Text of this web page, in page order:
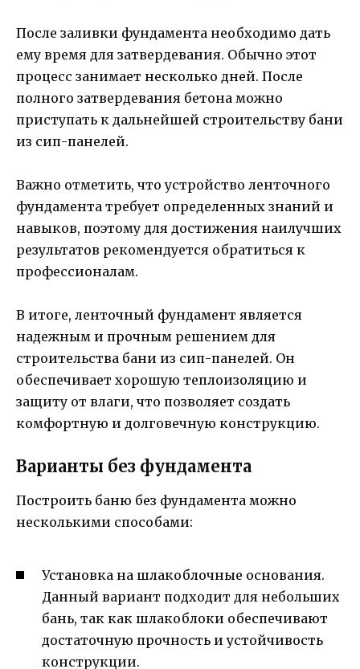
После заливки фундамента необходимо дать
ему время для затвердевания. Обычно этот
процесс занимает несколько дней. После
полного затвердевания бетона можно
приступать к дальнейшей строительству бани
из сип-панелей.
Важно отметить, что устройство ленточного
фундамента требует определенных знаний и
навыков, поэтому для достижения наилучших
результатов рекомендуется обратиться к
профессионалам.
В итоге, ленточный фундамент является
надежным и прочным решением для
строительства бани из сип-панелей. Он
обеспечивает хорошую теплоизоляцию и
защиту от влаги, что позволяет создать
комфортную и долговечную конструкцию.
Варианты без фундамента
Построить баню без фундамента можно
несколькими способами:
Установка на шлакоблочные основания.
Данный вариант подходит для небольших
бань, так как шлакоблоки обеспечивают
достаточную прочность и устойчивость
конструкции.